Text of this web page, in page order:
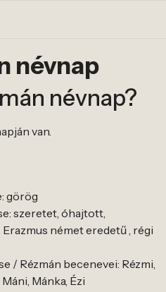
névnap
névnap?
van.
görög
szeretet, óhajtott,
német eredetű , régi
/ Rézmán becenevei: Rézmi,
Máni, Mánka, Ézi